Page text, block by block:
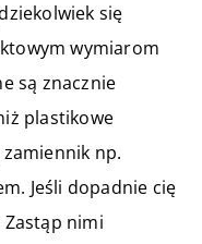
się
wymiarom
są znacznie
plastikowe
np.
Jeśli dopadnie cię
Zastąp nimi